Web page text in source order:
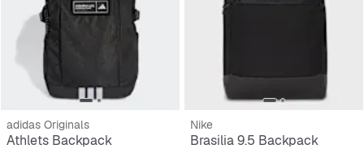
adidas Originals
Athlets Backpack
Nike
Brasilia 9.5 Backpack